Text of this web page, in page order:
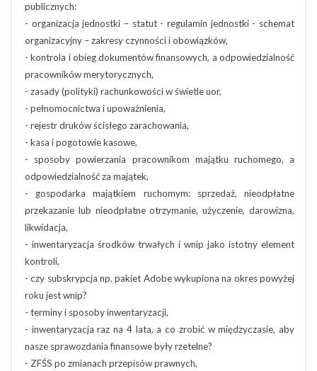
publicznych:
- organizacja jednostki – statut - regulamin jednostki - schemat
organizacyjny – zakresy czynności i obowiązków,
- kontrola i obieg dokumentów finansowych, a odpowiedzialność
pracowników merytorycznych,
- zasady (polityki) rachunkowości w świetle uor,
- pełnomocnictwa i upoważnienia,
- rejestr druków ścisłego zarachowania,
- kasa i pogotowie kasowe,
- sposoby powierzania pracownikom majątku ruchomego, a
odpowiedzialność za majątek,
- gospodarka majątkiem ruchomym: sprzedaż, nieodpłatne
przekazanie lub nieodpłatne otrzymanie, użyczenie, darowizna,
likwidacja,
- inwentaryzacja środków trwałych i wnip jako istotny element
kontroli,
- czy subskrypcja np. pakiet Adobe wykupiona na okres powyżej
roku jest wnip?
- terminy i sposoby inwentaryzacji,
- inwentaryzacja raz na 4 lata, a co zrobić w międzyczasie, aby
nasze sprawozdania finansowe były rzetelne?
- ZFŚS po zmianach przepisów prawnych,